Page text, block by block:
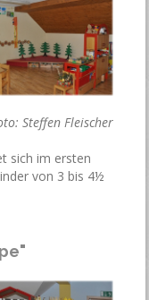
Steffen Fleischer
sich im ersten
von 3 bis 4½